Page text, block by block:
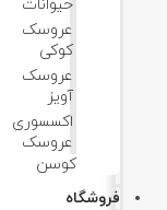
حیوانات
عروسک
کوکی
عروسک
آویز
اکسسوری
عروسک
کوسن
فروشگاه